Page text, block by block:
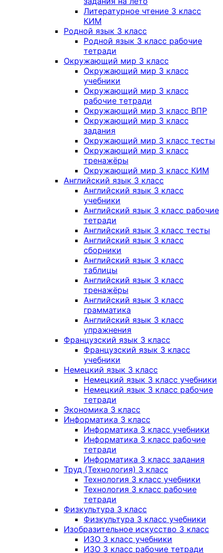
Литературное чтение 3 класс
КИМ
Родной язык 3 класс
Родной язык 3 класс рабочие
тетради
Окружающий мир 3 класс
Окружающий мир 3 класс
учебники
Окружающий мир 3 класс
рабочие тетради
Окружающий мир 3 класс ВПР
Окружающий мир 3 класс
задания
Окружающий мир 3 класс тесты
Окружающий мир 3 класс
тренажёры
Окружающий мир 3 класс КИМ
Английский язык 3 класс
Английский язык 3 класс
учебники
Английский язык 3 класс рабочие
тетради
Английский язык 3 класс тесты
Английский язык 3 класс
сборники
Английский язык 3 класс
таблицы
Английский язык 3 класс
тренажёры
Английский язык 3 класс
грамматика
Английский язык 3 класс
упражнения
Французский язык 3 класс
Французский язык 3 класс
учебники
Немецкий язык 3 класс
Немецкий язык 3 класс учебники
Немецкий язык 3 класс рабочие
тетради
Экономика 3 класс
Информатика 3 класс
Информатика 3 класс учебники
Информатика 3 класс рабочие
тетради
Информатика 3 класс задания
Труд (Технология) 3 класс
Технология 3 класс учебники
Технология 3 класс рабочие
тетради
Физкультура 3 класс
Физкультура 3 класс учебники
Изобразительное искусство 3 класс
ИЗО 3 класс учебники
ИЗО 3 класс рабочие тетради